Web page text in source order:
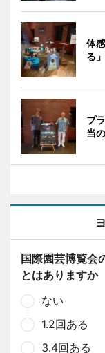
体
る
プ
当
国際園芸博覧会
とはありますか
ない
1.2回ある
3.4回ある